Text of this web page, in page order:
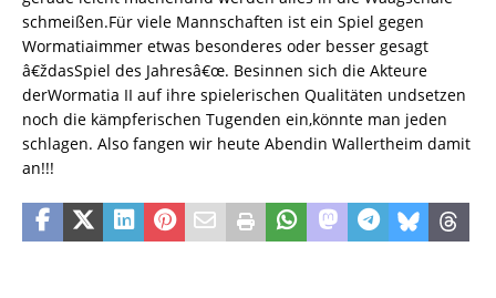
schmeißen.Für viele Mannschaften ist ein Spiel gegen
Wormatiaimmer etwas besonderes oder besser gesagt
â€ždasSpiel des Jahresâ€œ. Besinnen sich die Akteure
derWormatia II auf ihre spielerischen Qualitäten undsetzen
noch die kämpferischen Tugenden ein,könnte man jeden
schlagen. Also fangen wir heute Abendin Wallertheim damit
an!!!